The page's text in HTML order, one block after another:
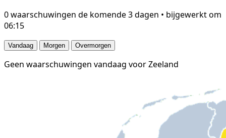
0 waarschuwingen de komende 3 dagen • bijgewerkt om
06:15
Vandaag Morgen Overmorgen
Geen waarschuwingen vandaag voor Zeeland